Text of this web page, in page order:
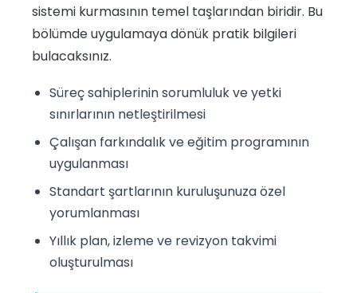
sistemi kurmasının temel taşlarından biridir. Bu
bölümde uygulamaya dönük pratik bilgileri
bulacaksınız.
Süreç sahiplerinin sorumluluk ve yetki
sınırlarının netleştirilmesi
Çalışan farkındalık ve eğitim programının
uygulanması
Standart şartlarının kuruluşunuza özel
yorumlanması
Yıllık plan, izleme ve revizyon takvimi
oluşturulması